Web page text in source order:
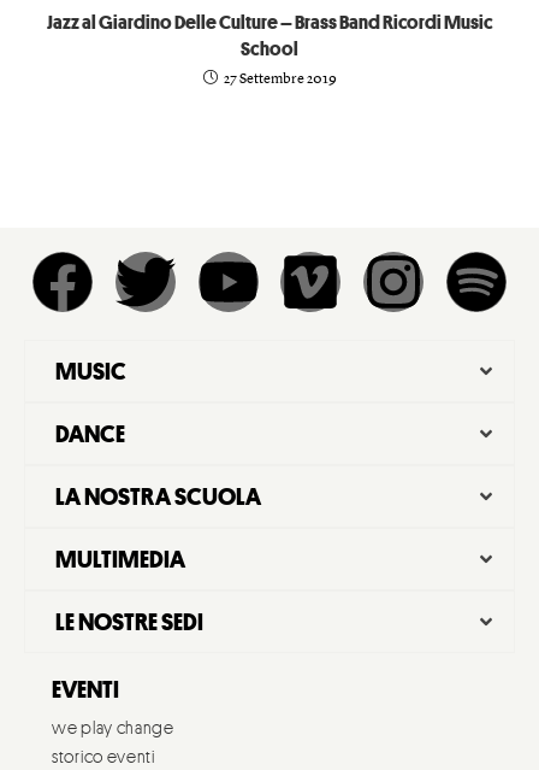
Jazz al Giardino Delle Culture – Brass Band Ricordi Music
School
27 Settembre 2019
MUSIC
DANCE
LA NOSTRA SCUOLA
MULTIMEDIA
LE NOSTRE SEDI
EVENTI
we play change
storico eventi